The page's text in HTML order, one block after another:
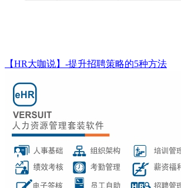
【HR大咖说】-提升招聘策略的5种方法